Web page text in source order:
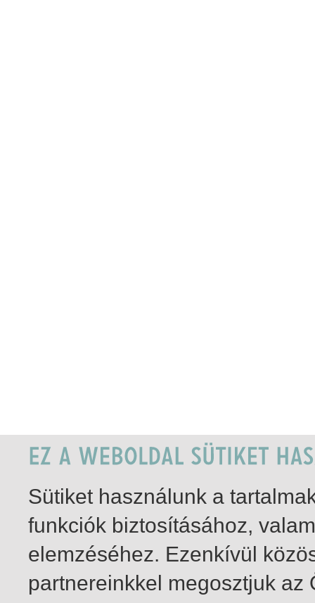
Sütiket használunk a
funkciók biztosításához,
elemzéséhez. Ezenkívül
partnereinkkel megosztjuk